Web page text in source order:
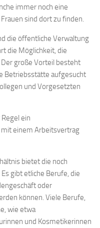
immer noch eine
sind dort zu finden.
die öffentliche Verwaltung
die Möglichkeit, die
große Vorteil besteht
Betriebsstätte aufgesucht
und Vorgesetzten
ein
einem Arbeitsvertrag
bietet die noch
gibt etliche Berufe, die
oder
können. Viele Berufe,
wie etwa
und Kosmetikerinnen